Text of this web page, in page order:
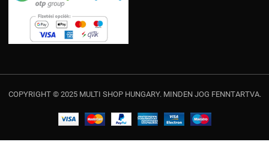
COPYRIGHT © 2025 MULTI SHOP HUNGARY. MINDEN JOG FENNTARTVA.